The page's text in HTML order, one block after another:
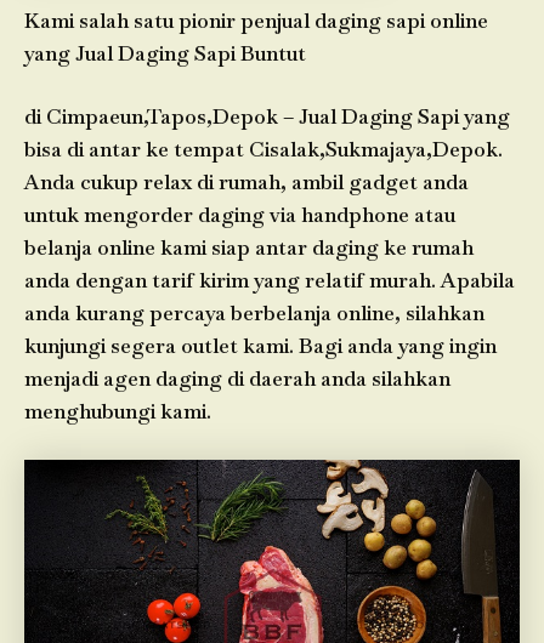
Kami salah satu pionir penjual daging sapi online
yang Jual Daging Sapi Buntut
di Cimpaeun,Tapos,Depok – Jual Daging Sapi yang
bisa di antar ke tempat Cisalak,Sukmajaya,Depok.
Anda cukup relax di rumah, ambil gadget anda
untuk mengorder daging via handphone atau
belanja online kami siap antar daging ke rumah
anda dengan tarif kirim yang relatif murah. Apabila
anda kurang percaya berbelanja online, silahkan
kunjungi segera outlet kami. Bagi anda yang ingin
menjadi agen daging di daerah anda silahkan
menghubungi kami.